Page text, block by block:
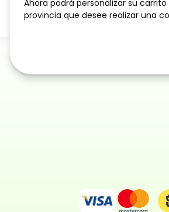
Ahora podrá personalizar su
provincia que desee realizar una
Ahora podrá personalizar su
provincia que desee realizar una